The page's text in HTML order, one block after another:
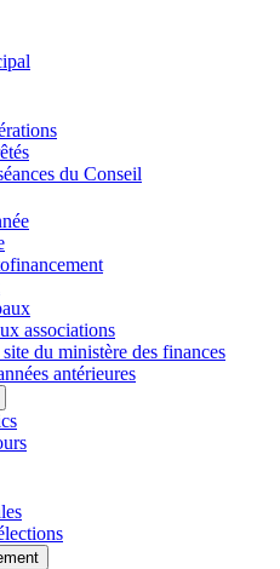
du Conseil
associations
du ministère des finances
antérieures